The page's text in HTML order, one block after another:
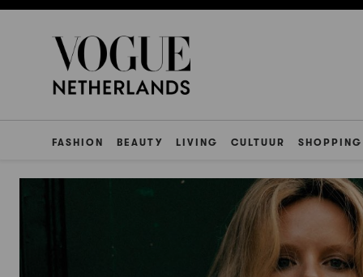
FASHION BEAUTY LIVING CULTUUR SHOPPING